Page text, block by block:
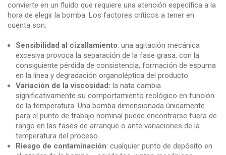
convierte en un fluido que requiere una atención específica a la
hora de elegir la bomba. Los factores críticos a tener en
cuenta son:
Sensibilidad al cizallamiento: una agitación mecánica
excesiva provoca la separación de la fase grasa, con la
consiguiente pérdida de consistencia, formación de espuma
en la línea y degradación organoléptica del producto.
Variación de la viscosidad: la nata cambia
significativamente su comportamiento reológico en función
de la temperatura. Una bomba dimensionada únicamente
para el punto de trabajo nominal puede encontrarse fuera de
rango en las fases de arranque o ante variaciones de la
temperatura del proceso.
Riesgo de contaminación: cualquier punto de depósito en